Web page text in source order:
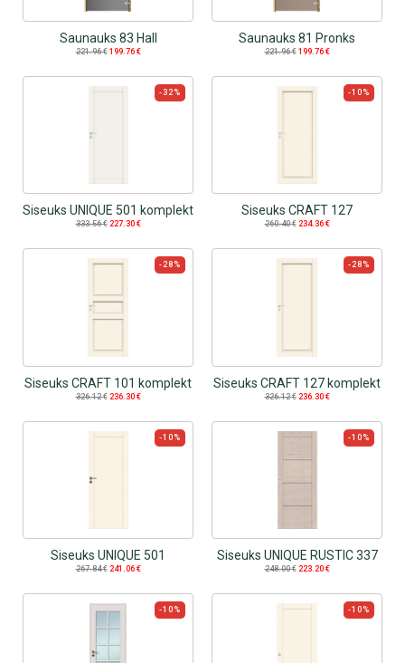
Saunauks 83 Hall
221.96€ 199.76 €
Saunauks 81 Pronks
221.96€ 199.76 €
-32%
Siseuks UNIQUE 501 komplekt
333.56€ 227.30 €
-10%
Siseuks CRAFT 127
260.40€ 234.36 €
-28%
Siseuks CRAFT 101 komplekt
326.12€ 236.30 €
-28%
Siseuks CRAFT 127 komplekt
326.12€ 236.30 €
-10%
Siseuks UNIQUE 501
267.84€ 241.06 €
-10%
Siseuks UNIQUE RUSTIC 337
248.00€ 223.20 €
-10% -10%